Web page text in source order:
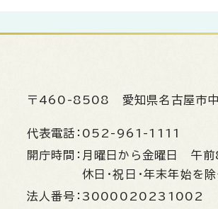
〒460-8508 愛知県名古屋市
代表電話： 052-961-1111
開庁時間： 月曜日から金曜日 午
休日・祝日・年末年始を除
法人番号： 3000020231002